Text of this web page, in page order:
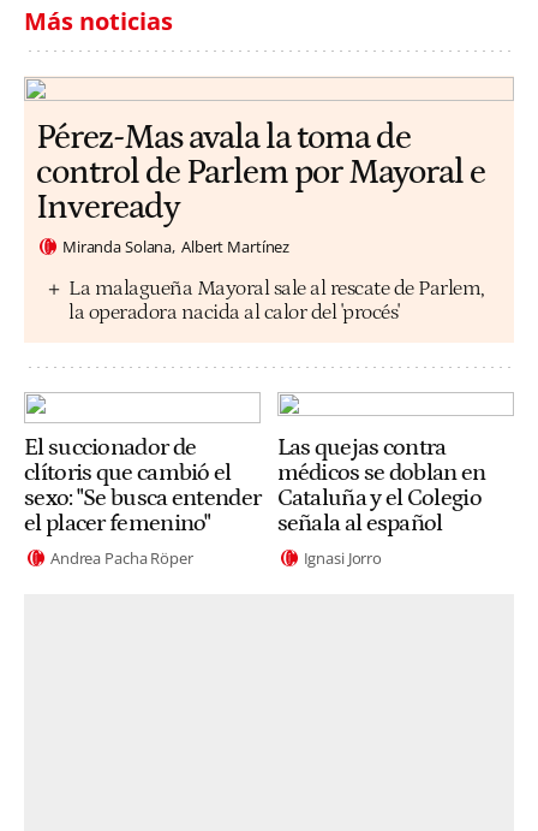
Más noticias
Pérez-Mas avala la toma de
control de Parlem por Mayoral e
Inveready
Miranda Solana Albert Martínez
La malagueña Mayoral sale al rescate de Parlem,
la operadora nacida al calor del 'procés'
El succionador de
clítoris que cambió el
sexo: "Se busca entender
el placer femenino"
Andrea Pacha Röper
Las quejas contra
médicos se doblan en
Cataluña y el Colegio
señala al español
Ignasi Jorro